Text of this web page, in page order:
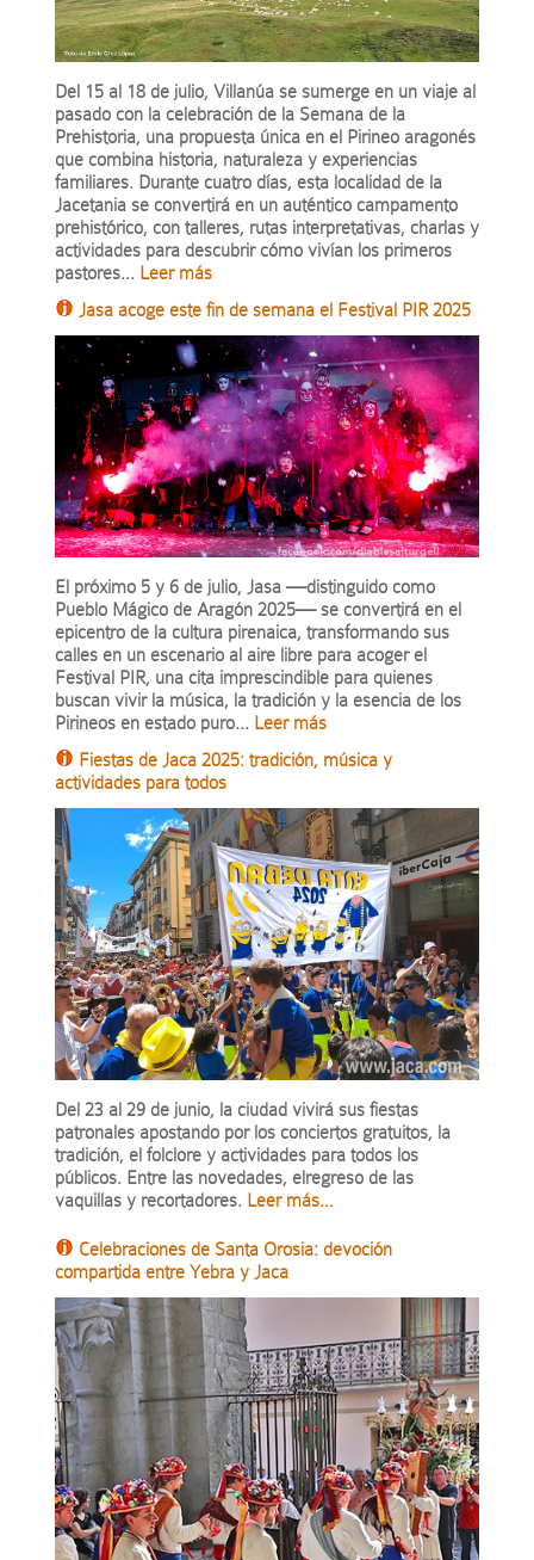
Del 15 al 18 de julio, Villanúa se sumerge en un viaje al
pasado con la celebración de la Semana de la
Prehistoria, una propuesta única en el Pirineo aragonés
que combina historia, naturaleza y experiencias
familiares. Durante cuatro días, esta localidad de la
Jacetania se convertirá en un auténtico campamento
prehistórico, con talleres, rutas interpretativas, charlas y
actividades para descubrir cómo vivían los primeros
pastores... Leer más
Jasa acoge este fin de semana el Festival PIR 2025
El próximo 5 y 6 de julio, Jasa —distinguido como
Pueblo Mágico de Aragón 2025— se convertirá en el
epicentro de la cultura pirenaica, transformando sus
calles en un escenario al aire libre para acoger el
Festival PIR, una cita imprescindible para quienes
buscan vivir la música, la tradición y la esencia de los
Pirineos en estado puro... Leer más
Fiestas de Jaca 2025: tradición, música y
actividades para todos
Del 23 al 29 de junio, la ciudad vivirá sus fiestas
patronales apostando por los conciertos gratuitos, la
tradición, el folclore y actividades para todos los
públicos. Entre las novedades, elregreso de las
vaquillas y recortadores. Leer más...
Celebraciones de Santa Orosia: devoción
compartida entre Yebra y Jaca